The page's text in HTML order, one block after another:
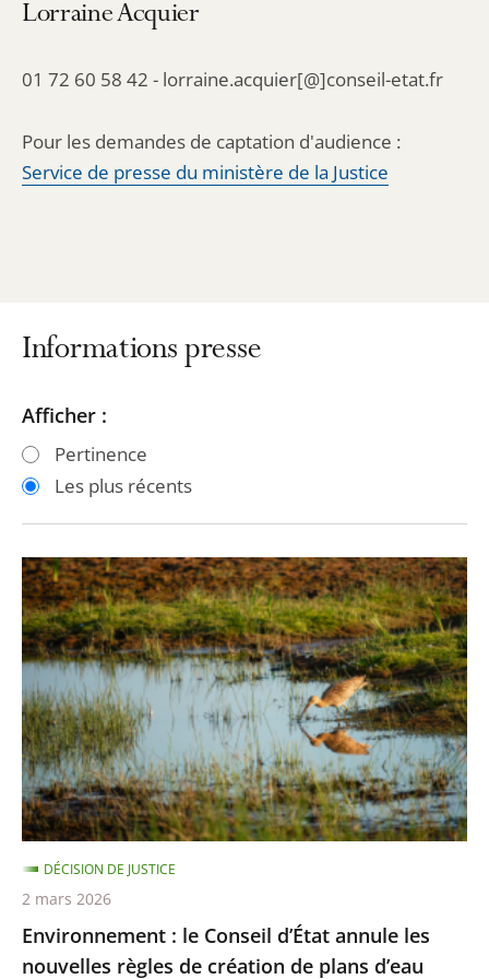
Lorraine Acquier
01 72 60 58 42 - lorraine.acquier[@]conseil-etat.fr
Pour les demandes de captation d'audience :
Service de presse du ministère de la Justice
Informations presse
Passer
les
filtres
après
Passer
les
filtres
avant
Afficher :
Pertinence
Les plus récents
Environnement
:
le
Conseil
d’État
annule
les
nouvelles
règles
de
création
de
plans
d’eau
Environnement : le Conseil d’État annule les
nouvelles règles de création de plans d’eau
DÉCISION DE JUSTICE
2 mars 2026